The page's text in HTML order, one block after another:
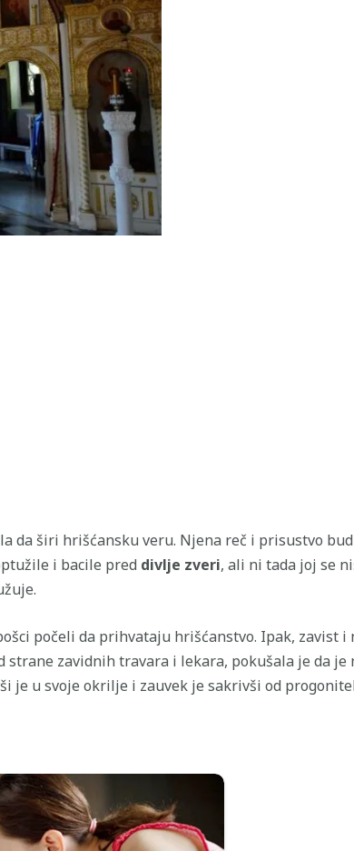
da širi hrišćansku veru. Njena reč i prisustvo
i bacile pred divlje zveri, ali ni tada joj se
počeli da prihvataju hrišćanstvo. Ipak, zavist
zavidnih travara i lekara, pokušala je da je
je u svoje okrilje i zauvek je sakrivši od